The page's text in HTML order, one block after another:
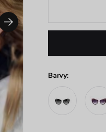
Barvy: